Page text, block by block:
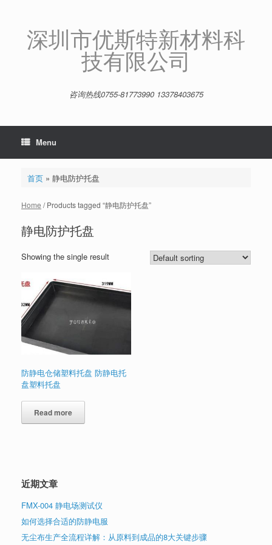
深圳市优斯特新材料科
技有限公司
咨询热线0755-81773990 13378403675
Menu
首页» 静电防护托盘
Home / Products tagged “静电防护托盘”
静电防护托盘
Showing the single result
防静电仓储塑料托盘 防静电托
盘塑料托盘
Read more
近期文章
FMX-004 静电场测试仪
如何选择合适的防静电服
无尘布生产全流程详解：从原料到成品的8大关键步骤